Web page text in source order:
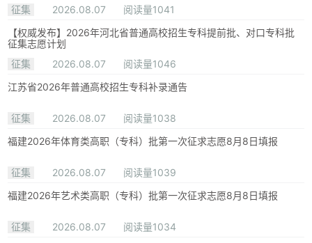
征集 2026.08.07
阅读量1041
【权威发布】2026年河北省普通高校招生专科提前批、对口专科批
征集志愿计划
征集
2026.08.07
阅读量1046
江苏省2026年普通高校招生专科补录通告
征集 2026.08.07
阅读量1038
福建2026年体育类高职（专科）批第一次征求志愿8月8日填报
征集 2026.08.07
阅读量1039
福建2026年艺术类高职（专科）批第一次征求志愿8月8日填报
征集 2026.08.07
阅读量1034